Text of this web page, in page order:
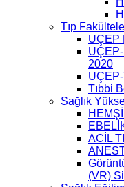
Tıp
UÇEP
2020
Tıbbi
Sağlık
ACİL
(VR)